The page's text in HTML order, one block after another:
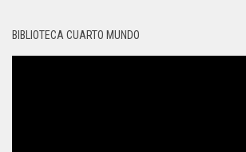
BIBLIOTECA CUARTO MUNDO